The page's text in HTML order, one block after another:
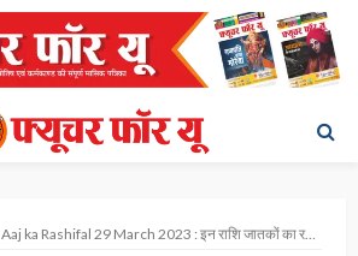
Aaj ka Rashifal 29 March 2023 : इन राशि जातकों का रहेगा दिन शुभ,जानें अपने राशि का हाल…